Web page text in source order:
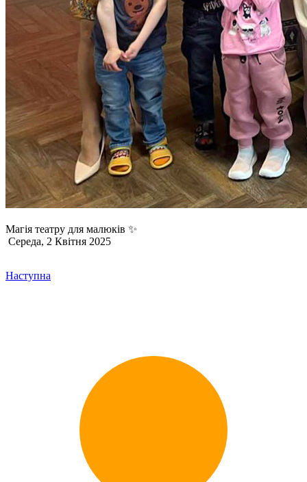
Магія театру для малюків ✨
Середа, 2 Квітня 2025
Наступна